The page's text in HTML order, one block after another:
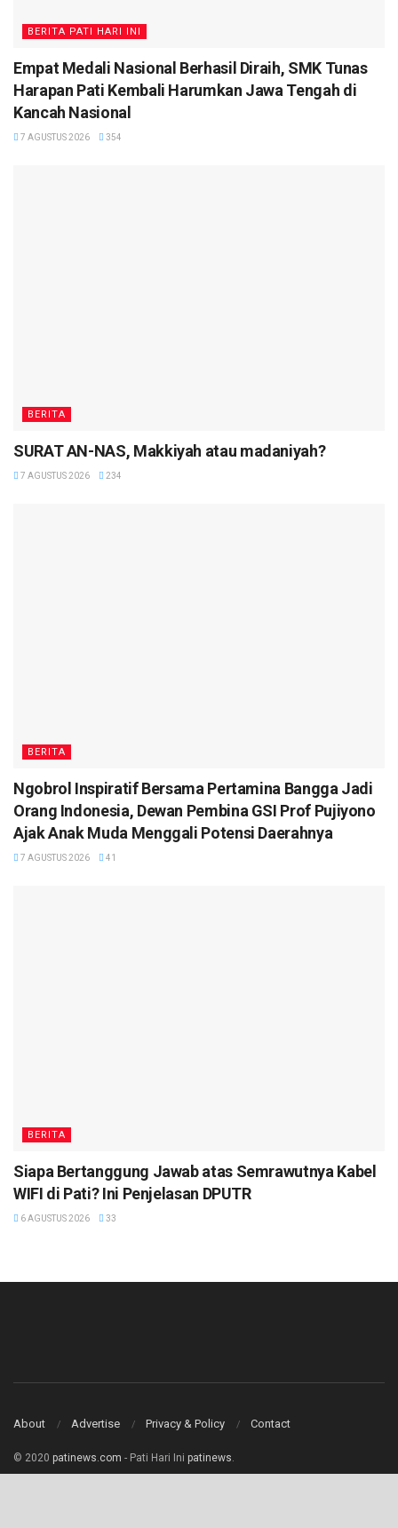
BERITA PATI HARI INI
Empat Medali Nasional Berhasil Diraih, SMK Tunas
Harapan Pati Kembali Harumkan Jawa Tengah di
Kancah Nasional
7 AGUSTUS 2026 354
BERITA
SURAT AN-NAS, Makkiyah atau madaniyah?
7 AGUSTUS 2026 234
BERITA
Ngobrol Inspiratif Bersama Pertamina Bangga Jadi
Orang Indonesia, Dewan Pembina GSI Prof Pujiyono
Ajak Anak Muda Menggali Potensi Daerahnya
7 AGUSTUS 2026 41
BERITA
Siapa Bertanggung Jawab atas Semrawutnya Kabel
WIFI di Pati? Ini Penjelasan DPUTR
6 AGUSTUS 2026 33
About Advertise Privacy & Policy Contact
© 2020 patinews.com - Pati Hari Ini patinews